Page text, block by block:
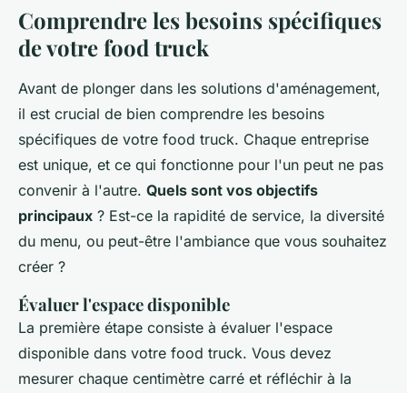
Comprendre les besoins spécifiques
de votre food truck
Avant de plonger dans les solutions d'aménagement,
il est crucial de bien comprendre les besoins
spécifiques de votre food truck. Chaque entreprise
est unique, et ce qui fonctionne pour l'un peut ne pas
convenir à l'autre. Quels sont vos objectifs
principaux ? Est-ce la rapidité de service, la diversité
du menu, ou peut-être l'ambiance que vous souhaitez
créer ?
Évaluer l'espace disponible
La première étape consiste à évaluer l'espace
disponible dans votre food truck. Vous devez
mesurer chaque centimètre carré et réfléchir à la